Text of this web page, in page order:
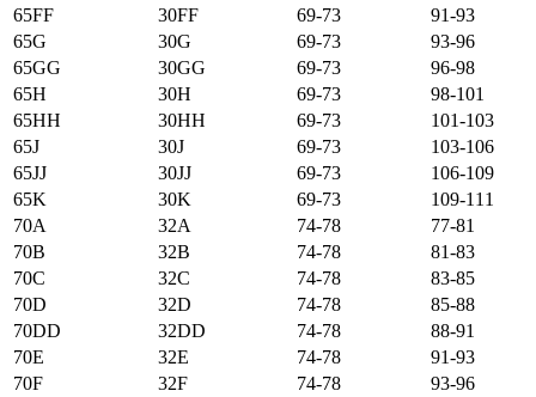
65FF
30FF 69-73
91-93
65G
30G 69-73
93-96
65GG
30GG 69-73
96-98
65H
30H 69-73
98-101
65HH
30HH 69-73
101-103
65J
30J 69-73
103-106
65JJ
30JJ 69-73
106-109
65K
30K 69-73
109-111
70А
32А 74-78
77-81
70B
32B 74-78
81-83
70C
32C 74-78
83-85
70D
32D 74-78
85-88
70DD
32DD 74-78
88-91
70E
32E 74-78
91-93
70F
32F 74-78
93-96